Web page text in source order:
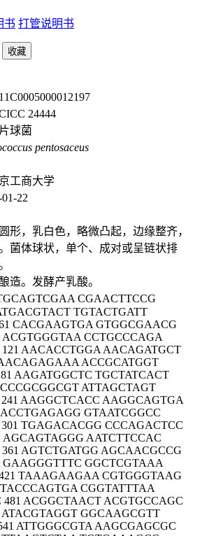
书 打管说明书
收藏
24444
球菌
pentosaceus
工商大学
22
形，乳白色，略微凸起，边缘整齐，
菌体球状，单个、成对或呈链状排
造。发酵产乳酸。
CGAACTTCCG
TGTACTGATT
CACGAAGTGA GTGGCGAACG
CCTGCCCAGA
AACACCTGGA AACAGATGCT
ACCGCATGGT
AAGATGGCTC TGCTATCACT
ATTAGCTAGT
AAGGCTCACC AAGGCAGTGA
GTAATCGGCC
TGAGACACGG CCCAGACTCC
AATCTTCCAC
AGTCTGATGG AGCAACGCCG
GGCTCGTAAA
TAAAGAAGAA CGTGGGTAAG
CGGTATTTAA
ACGGCTAACT ACGTGCCAGC
GGCAAGCGTT
ATTGGGCGTA AAGCGAGCGC